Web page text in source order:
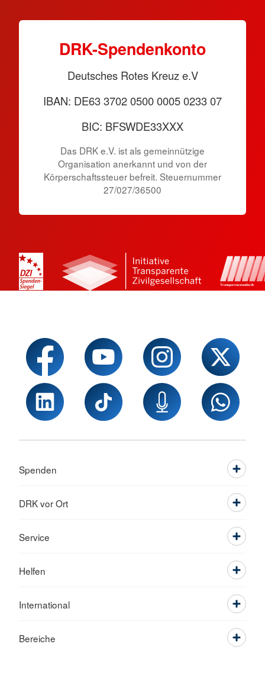
DRK-Spendenkonto
Deutsches Rotes Kreuz e.V
IBAN: DE63 3702 0500 0005 0233 07
BIC: BFSWDE33XXX
Das DRK e.V. ist als gemeinnützige
Organisation anerkannt und von der
Körperschaftssteuer befreit. Steuernummer
27/027/36500
Spenden
DRK vor Ort
Service
Helfen
International
Bereiche